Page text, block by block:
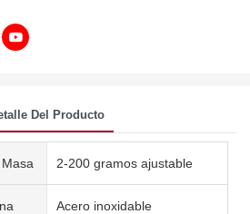
Del Producto
2-200 gramos ajustable
Acero inoxidable